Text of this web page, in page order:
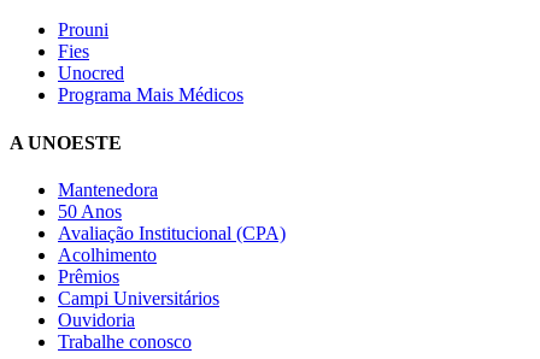
Prouni
Fies
Unocred
Programa Mais Médicos
A UNOESTE
Mantenedora
50 Anos
Avaliação Institucional (CPA)
Acolhimento
Prêmios
Campi Universitários
Ouvidoria
Trabalhe conosco